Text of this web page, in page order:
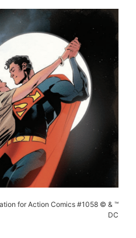
for Action Comics #1058 © & ™
DC